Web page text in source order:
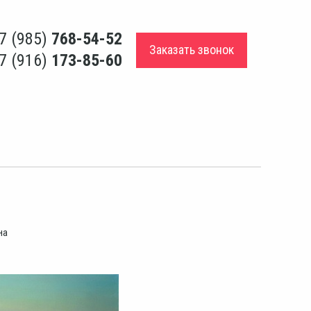
(985) 768-54-52
(916) 173-85-60
Заказать звонок